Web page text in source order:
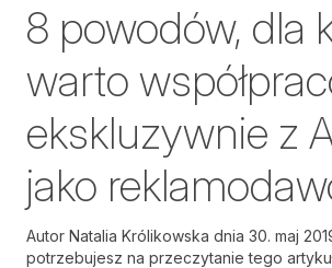
8 powodów, dla
warto
ekskluzywnie z
jako
Autor Natalia Królikowska dnia 30. maj
potrzebujesz na przeczytanie tego